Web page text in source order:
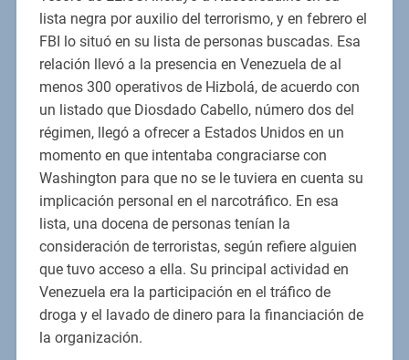
lista negra por auxilio del terrorismo, y en febrero el
FBI lo situó en su lista de personas buscadas. Esa
relación llevó a la presencia en Venezuela de al
menos 300 operativos de Hizbolá, de acuerdo con
un listado que Diosdado Cabello, número dos del
régimen, llegó a ofrecer a Estados Unidos en un
momento en que intentaba congraciarse con
Washington para que no se le tuviera en cuenta su
implicación personal en el narcotráfico. En esa
lista, una docena de personas tenían la
consideración de terroristas, según refiere alguien
que tuvo acceso a ella. Su principal actividad en
Venezuela era la participación en el tráfico de
droga y el lavado de dinero para la financiación de
la organización.